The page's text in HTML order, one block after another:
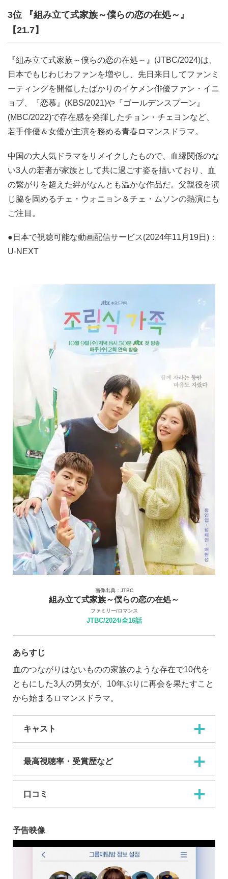
3位 『組み立て式家族～僕らの恋の在処～』
【21.7】
『組み立て式家族～僕らの恋の在処～』(JTBC/2024)は、
日本でもじわじわファンを増やし、先日来日してファンミ
ーティングを開催したばかりのイケメン俳優ファン・イニ
ョプ、『恋慕』(KBS/2021)や『ゴールデンスプーン』
(MBC/2022)で存在感を発揮したチョン・チェヨンなど、
若手俳優＆女優が主演を務める青春ロマンスドラマ。
中国の大人気ドラマをリメイクしたもので、血縁関係のな
い3人の若者が家族として共に過ごす姿を描いており、血
の繋がりを超えた絆がなんとも温かな作品だ。父親役を演
じ脇を固めるチェ・ウォニョン＆チェ・ムソンの熱演にも
ご注目。
●日本で視聴可能な動画配信サービス(2024年11月19日)：
U-NEXT
画像出典：JTBC
組み立て式家族～僕らの恋の在処～
ファミリー/ロマンス
JTBC/2024/全16話
あらすじ
血のつながりはないものの家族のような存在で10代を
ともにした3人の男女が、10年ぶりに再会を果たすこと
から始まるロマンスドラマ。
キャスト
最高視聴率・受賞歴など
口コミ
予告映像